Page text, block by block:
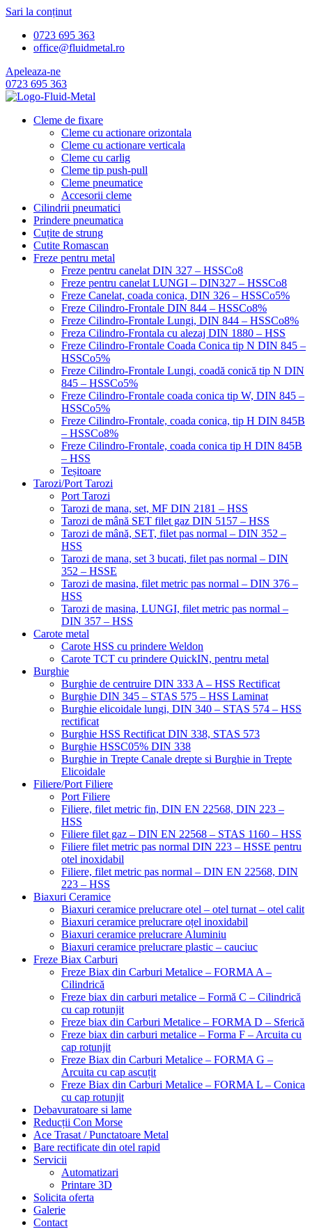
Sari la conținut
0723 695 363
office@fluidmetal.ro
Apeleaza-ne
0723 695 363
Cleme de fixare
Cleme cu actionare orizontala
Cleme cu actionare verticala
Cleme cu carlig
Cleme tip push-pull
Cleme pneumatice
Accesorii cleme
Cilindrii pneumatici
Prindere pneumatica
Cuțite de strung
Cutite Romascan
Freze pentru metal
Freze pentru canelat DIN 327 – HSSCo8
Freze pentru canelat LUNGI – DIN327 – HSSCo8
Freze Canelat, coada conica, DIN 326 – HSSCo5%
Freze Cilindro-Frontale DIN 844 – HSSCo8%
Freze Cilindro-Frontale Lungi, DIN 844 – HSSCo8%
Freza Cilindro-Frontala cu alezaj DIN 1880 – HSS
Freze Cilindro-Frontale Coada Conica tip N DIN 845 –
HSSCo5%
Freze Cilindro-Frontale Lungi, coadă conică tip N DIN
845 – HSSCo5%
Freze Cilindro-Frontale coada conica tip W, DIN 845 –
HSSCo5%
Freze Cilindro-Frontale, coada conica, tip H DIN 845B
– HSSCo8%
Freze Cilindro-Frontale, coada conica tip H DIN 845B
– HSS
Teșitoare
Tarozi/Port Tarozi
Port Tarozi
Tarozi de mana, set, MF DIN 2181 – HSS
Tarozi de mână SET filet gaz DIN 5157 – HSS
Tarozi de mână, SET, filet pas normal – DIN 352 –
HSS
Tarozi de mana, set 3 bucati, filet pas normal – DIN
352 – HSSE
Tarozi de masina, filet metric pas normal – DIN 376 –
HSS
Tarozi de masina, LUNGI, filet metric pas normal –
DIN 357 – HSS
Carote metal
Carote HSS cu prindere Weldon
Carote TCT cu prindere QuickIN, pentru metal
Burghie
Burghie de centruire DIN 333 A – HSS Rectificat
Burghie DIN 345 – STAS 575 – HSS Laminat
Burghie elicoidale lungi, DIN 340 – STAS 574 – HSS
rectificat
Burghie HSS Rectificat DIN 338, STAS 573
Burghie HSSC05% DIN 338
Burghie in Trepte Canale drepte si Burghie in Trepte
Elicoidale
Filiere/Port Filiere
Port Filiere
Filiere, filet metric fin, DIN EN 22568, DIN 223 –
HSS
Filiere filet gaz – DIN EN 22568 – STAS 1160 – HSS
Filiere filet metric pas normal DIN 223 – HSSE pentru
otel inoxidabil
Filiere, filet metric pas normal – DIN EN 22568, DIN
223 – HSS
Biaxuri Ceramice
Biaxuri ceramice prelucrare otel – otel turnat – otel calit
Biaxuri ceramice prelucrare oțel inoxidabil
Biaxuri ceramice prelucrare Aluminiu
Biaxuri ceramice prelucrare plastic – cauciuc
Freze Biax Carburi
Freze Biax din Carburi Metalice – FORMA A –
Cilindrică
Freze biax din carburi metalice – Formă C – Cilindrică
cu cap rotunjit
Freze biax din Carburi Metalice – FORMA D – Sferică
Freze biax din carburi metalice – Forma F – Arcuita cu
cap rotunjit
Freze Biax din Carburi Metalice – FORMA G –
Arcuita cu cap ascuțit
Freze Biax din Carburi Metalice – FORMA L – Conica
cu cap rotunjit
Debavuratoare si lame
Reducții Con Morse
Ace Trasat / Punctatoare Metal
Bare rectificate din otel rapid
Servicii
Automatizari
Printare 3D
Solicita oferta
Galerie
Contact